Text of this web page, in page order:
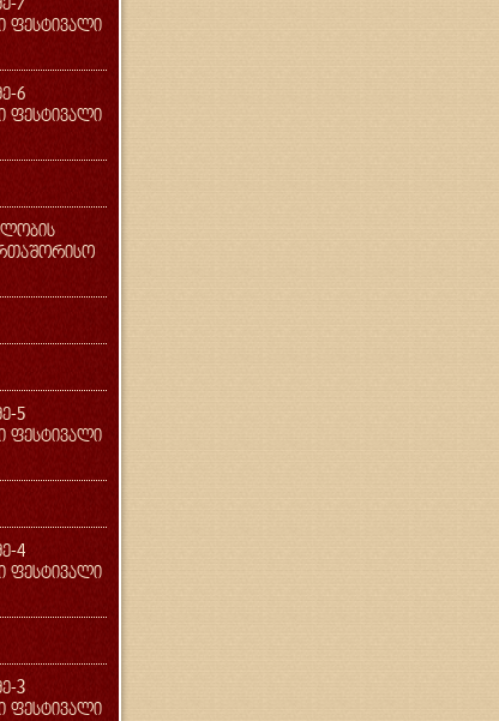
ფესტივალი
6
ფესტივალი
5
ფესტივალი
4
ფესტივალი
3
ფესტივალი